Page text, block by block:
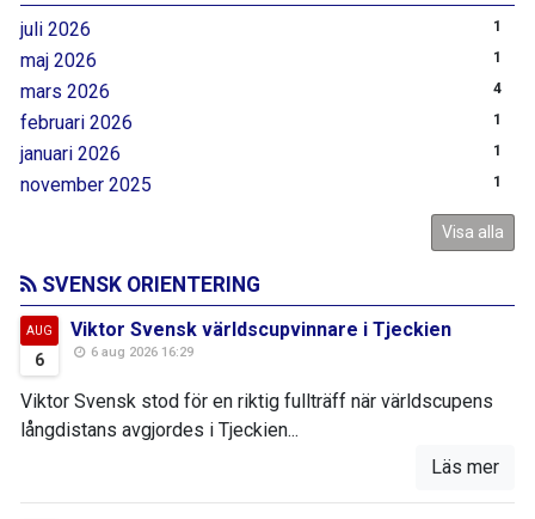
juli 2026 1
maj 2026 1
mars 2026 4
februari 2026 1
januari 2026 1
november 2025 1
Visa alla
SVENSK ORIENTERING
AUG
6
Viktor Svensk världscupvinnare i Tjeckien
6 aug 2026 16:29
Viktor Svensk stod för en riktig fullträff när världscupens
långdistans avgjordes i Tjeckien...
Läs mer